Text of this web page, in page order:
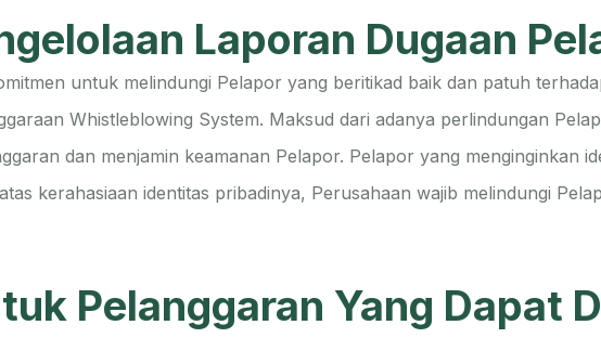
Laporan Dugaan
untuk melindungi Pelapor yang beritikad baik dan patuh
Whistleblowing System. Maksud dari adanya perlindungan
dan menjamin keamanan Pelapor. Pelapor yang menginginkan
kerahasiaan identitas pribadinya, Perusahaan wajib melindungi
Pelanggaran Yang Dapat